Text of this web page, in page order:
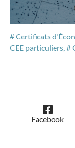
Certificats
CEE particuliers
Facebook